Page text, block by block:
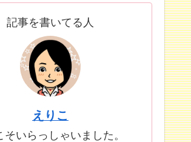
記事を書いてる人
えりこ
そいらっしゃいました。